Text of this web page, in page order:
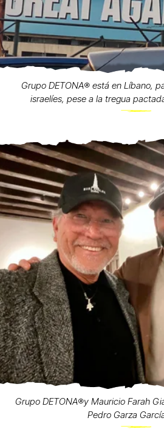
Grupo DETONA®️ está en Líbano,
israelíes, pese a la tregua
Grupo DETONA®️y Mauricio Farah
Pedro Garza